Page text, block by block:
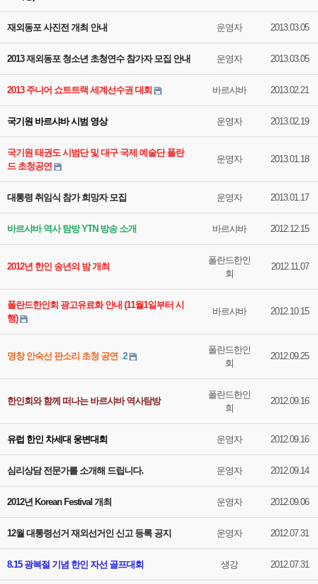
재외동포 사진전 개최 안내 운영자 2013.03.05
2013 재외동포 청소년 초청연수 참가자 모집 안내 운영자 2013.03.05
2013 주니어 쇼트트랙 세계선수권 대회 바르샤바 2013.02.21
국기원 바르샤바 시범 영상 운영자 2013.02.19
국기원 태권도 시범단 및 대구 국제 예술단 폴란
드 초청공연
운영자 2013.01.18
대통령 취임식 참가 희망자 모집 운영자 2013.01.17
바르샤바 역사 탐방 YTN 방송 소개 바르샤바 2012.12.15
2012년 한인 송년의 밤 개최
폴란드한인
회
2012.11.07
폴란드한인회 광고유료화 안내 (11월1일부터 시
행)
바르샤바 2012.10.15
명창 안숙선 판소리 초청 공연 2
폴란드한인
회
2012.09.25
한인회와 함께 떠나는 바르샤바 역사탐방
폴란드한인
회
2012.09.16
유럽 한인 차세대 웅변대회 운영자 2012.09.16
심리상담 전문가를 소개해 드립니다. 운영자 2012.09.14
2012년 Korean Festival 개최 운영자 2012.09.06
12월 대통령선거 재외선거인 신고 등록 공지 운영자 2012.07.31
8.15 광복절 기념 한인 자선 골프대회 생강 2012.07.31